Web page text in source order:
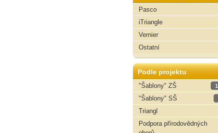
Pasco
iTriangle
Vernier
Ostatní
Podle projektu
"Šablony" ZŠ
"Šablony" SŠ
Triangl
Podpora přírodovědných